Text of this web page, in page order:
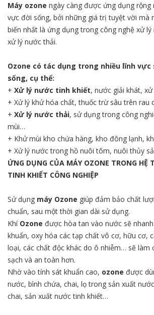
Máy ozone ngày càng được ứng dụng rộng
vực đời sống, bởi những giá trị tuyệt vời mà
biến nhất là ứng dụng trong công nghệ xử
xử lý nước thải.
Ozone có tác dụng trong nhiều lĩnh vực
sống, cụ thể:
+ Xử lý nước tinh khiết, nước giải khát,
+ Xử lý khử hóa chất, thuốc trừ sâu trên rau
+ Xử lý nước thải, sử dụng trong công
mùi…
+ Khử mùi kho chứa hàng, kho đông lạnh,
+ Xử lý nước trong hồ nuôi tôm, nuôi thủy
ỨNG DỤNG CỦA MÁY OZONE TRONG HỆ
TINH KHIẾT CÔNG NGHIỆP
Sử dụng máy Ozone giúp đảm bảo chất
chuẩn, sau một thời gian dài sử dụng.
Khí Ozone được hòa tan vào nước sẽ
khuẩn, oxy hóa các tạp chất vô cơ, hữu cơ,
loại, các chất độc khác do ô nhiễm… sẽ làm
sạch và an toàn hơn.
Nhờ vào tính sát khuẩn cao, ozone được
nước, bình chứa, chai, lọ trong sản xuất
chai, sản xuất nước tinh khiết…